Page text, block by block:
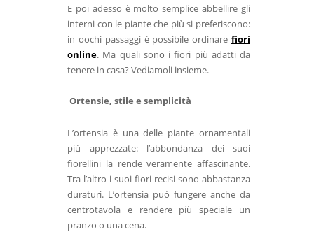
E poi adesso è molto semplice abbellire gli
interni con le piante che più si preferiscono:
in oochi passaggi è possibile ordinare fiori
online. Ma quali sono i fiori più adatti da
tenere in casa? Vediamoli insieme.
Ortensie, stile e semplicità
L’ortensia è una delle piante ornamentali
più apprezzate: l’abbondanza dei suoi
fiorellini larende veramente affascinante.
Tra l’altro i suoi fiori recisi sono abbastanza
duraturi. L’ortensia può fungere anche da
centrotavola e rendere più speciale un
pranzo o una cena.